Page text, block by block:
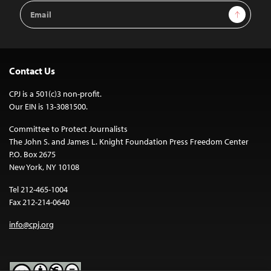
Email
Address
Sign Up
Contact Us
CPJ is a 501(c)3 non-profit.
Our EIN is 13-3081500.
Committee to Protect Journalists
The John S. and James L. Knight Foundation Press Freedom Center
P.O. Box 2675
New York, NY 10108
Tel 212-465-1004
Fax 212-214-0640
info@cpj.org